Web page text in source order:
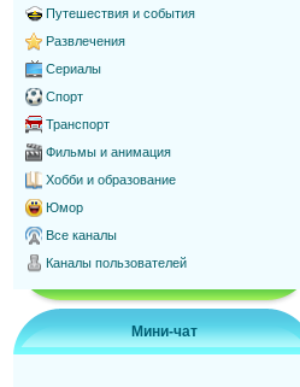
Путешествия и события
Развлечения
Сериалы
Спорт
Транспорт
Фильмы и анимация
Хобби и образование
Юмор
Все каналы
Каналы пользователей
Мини-чат